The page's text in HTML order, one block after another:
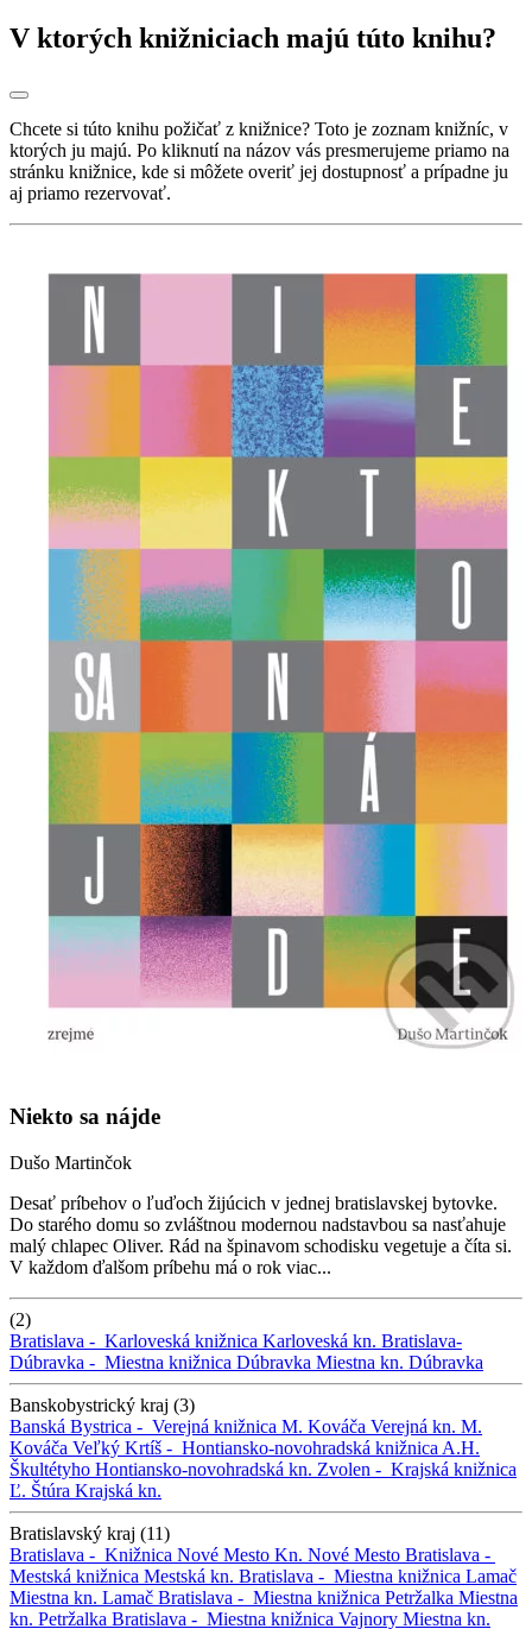
V ktorých knižniciach majú túto knihu?
Chcete si túto knihu požičať z knižnice? Toto je zoznam knižníc, v
ktorých ju majú. Po kliknutí na názov vás presmerujeme priamo na
stránku knižnice, kde si môžete overiť jej dostupnosť a prípadne ju
aj priamo rezervovať.
Niekto sa nájde
Dušo Martinčok
Desať príbehov o ľuďoch žijúcich v jednej bratislavskej bytovke.
Do starého domu so zvláštnou modernou nadstavbou sa nasťahuje
malý chlapec Oliver. Rád na špinavom schodisku vegetuje a číta si.
V každom ďalšom príbehu má o rok viac...
(2)
Bratislava - Karloveská knižnica Karloveská kn. Bratislava-
Dúbravka - Miestna knižnica Dúbravka Miestna kn. Dúbravka
Banskobystrický kraj (3)
Banská Bystrica - Verejná knižnica M. Kováča Verejná kn. M.
Kováča Veľký Krtíš - Hontiansko-novohradská knižnica A.H.
Škultétyho Hontiansko-novohradská kn. Zvolen - Krajská knižnica
Ľ. Štúra Krajská kn.
Bratislavský kraj (11)
Bratislava - Knižnica Nové Mesto Kn. Nové Mesto Bratislava -
Mestská knižnica Mestská kn. Bratislava - Miestna knižnica Lamač
Miestna kn. Lamač Bratislava - Miestna knižnica Petržalka Miestna
kn. Petržalka Bratislava - Miestna knižnica Vajnory Miestna kn.